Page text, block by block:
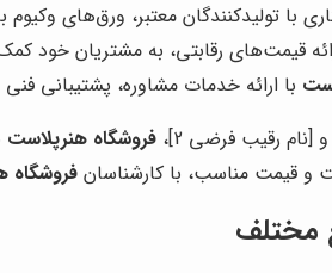
با تولیدکنندگان معتبر، ورق‌های
قیمت‌های رقابتی، به مشتریان خود
با ارائه خدمات مشاوره، پشتیبانی
فروشگاه هنرپلاست
و قیمت مناسب، با کارشناسان فروشگاه
مختلف